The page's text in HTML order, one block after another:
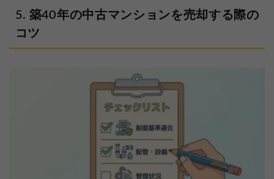
築40年の中古マンションを売却する際の
コツ